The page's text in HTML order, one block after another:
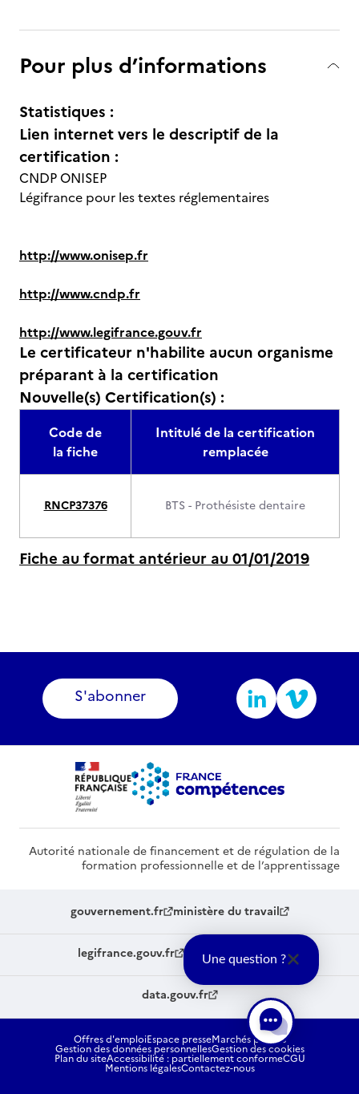
Pour plus d’informations
Statistiques :
Lien internet vers le descriptif de la
certification :
CNDP ONISEP
Légifrance pour les textes réglementaires
http://www.onisep.fr
http://www.cndp.fr
http://www.legifrance.gouv.fr
Le certificateur n'habilite aucun organisme
préparant à la certification
Nouvelle(s) Certification(s) :
Code de
la fiche
Intitulé de la certification
remplacée
RNCP37376 BTS - Prothésiste dentaire
Fiche au format antérieur au 01/01/2019
S'abonner
Autorité nationale de financement et de régulation de la
formation professionnelle et de l’apprentissage
gouvernement.fr ministère du travail
legifrance.gouv.fr service-public.fr
data.gouv.fr
Offres d'emploiEspace presseMarchés publics
Gestion des données personnellesGestion des cookies
Plan du siteAccessibilité : partiellement conformeCGU
Mentions légalesContactez-nous
Une question ?